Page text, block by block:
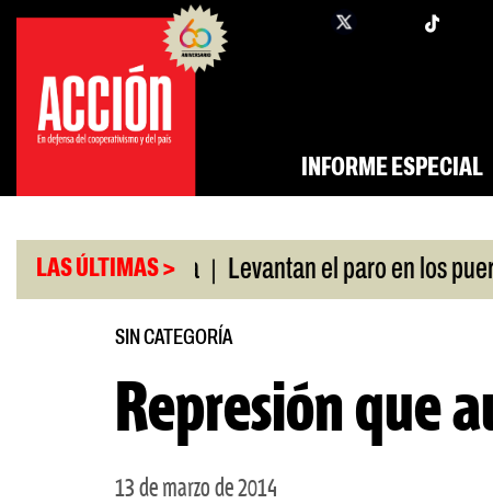
Saltar
contenido
facebook
INFORME ESPECIAL
LAS ÚLTIMAS >
con China | Levantan el paro en los puertos
SIN CATEGORÍA
Represión que
13 de marzo de 2014